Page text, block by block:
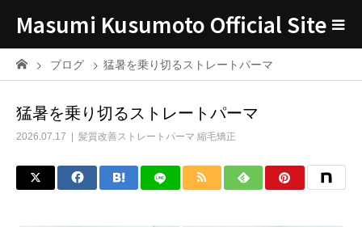
Masumi Kusumoto Official Site
ブログ 猛暑を乗り切るストレートパーマ
猛暑を乗り切るストレートパーマ
2026.07.17 髪質改善ストレートパーマ 縮毛矯正